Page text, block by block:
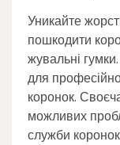
Уникайте
пошкодити
жувальні
для
коронок.
можливих
служби